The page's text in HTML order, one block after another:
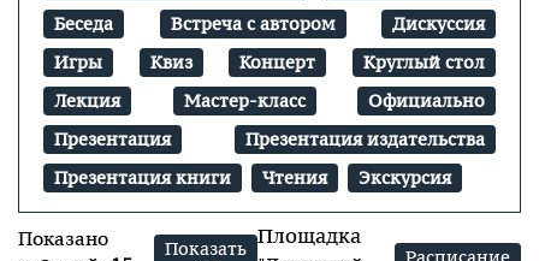
Беседа
Встреча с автором
Дискуссия
Игры
Квиз Концерт
Круглый стол
Лекция
Мастер-класс
Официально
Презентация
Презентация издательства
Презентация книги
Чтения Экскурсия
Показано
Показать Площадка